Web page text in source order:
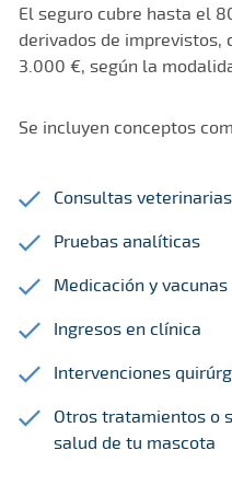
El seguro cubre hasta el
derivados de imprevistos,
3.000 €, según la
Se incluyen conceptos
Consultas
Pruebas analíticas
Medicación y vacunas
Ingresos en clínica
Intervenciones
Otros tratamientos o
salud de tu mascota